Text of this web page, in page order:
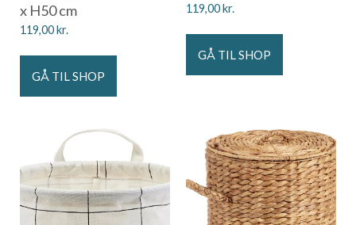
x H50 cm
119,00kr.
GÅ TIL SHOP
119,00kr.
GÅ TIL SHOP